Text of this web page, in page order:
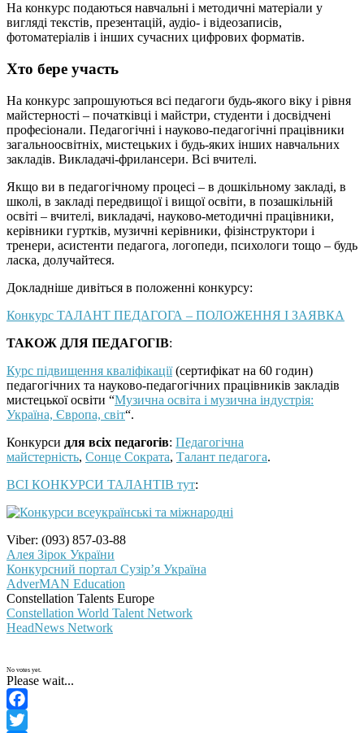
На конкурс подаються навчальні і методичні матеріали у
вигляді текстів, презентацій, аудіо- і відеозаписів,
фотоматеріалів і інших сучасних цифрових форматів.
Хто бере участь
На конкурс запрошуються всі педагоги будь-якого віку і рівня
майстерності – початківці і майстри, студенти і досвідчені
професіонали. Педагогічні і науково-педагогічні працівники
загальноосвітніх, мистецьких і будь-яких інших навчальних
закладів. Викладачі-фрилансери. Всі вчителі.
Якщо ви в педагогічному процесі – в дошкільному закладі, в
школі, в закладі передвищої і вищої освіти, в позашкільній
освіті – вчителі, викладачі, науково-методичні працівники,
керівники гуртків, музичні керівники, фізінструктори і
тренери, асистенти педагога, логопеди, психологи тощо – будь
ласка, долучайтеся.
Докладніше дивіться в положенні конкурсу:
Конкурс ТАЛАНТ ПЕДАГОГА – ПОЛОЖЕННЯ І ЗАЯВКА
ТАКОЖ ДЛЯ ПЕДАГОГІВ:
Курс підвищення кваліфікації(сертифікат на 60 годин)
педагогічних та науково-педагогічних працівників закладів
мистецької освіти “Музична освіта і музична індустрія:
Україна, Європа, світ“.
Конкурси для всіх педагогів: Педагогічна
майстерність, Сонце Сократа, Талант педагога.
ВСІ КОНКУРСИ ТАЛАНТІВ тут:
Viber: (093) 857-03-88
Алея Зірок України
Конкурсний портал Сузір’я Україна
AdverMAN Education
Constellation Talents Europe
Constellation World Talent Network
HeadNews Network
No votes yet.
Please wait...
Facebook